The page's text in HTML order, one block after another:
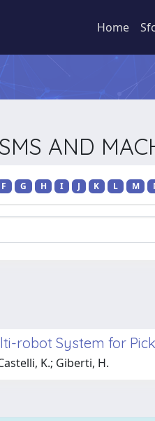
Home
AND
F G H I J K L M
robot System for
K.; Giberti, H.